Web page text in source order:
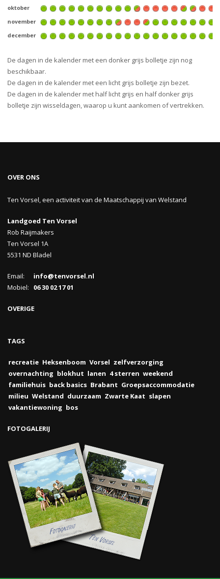
oktober
november
december
De dagen in de kalender met een donker grijs bolletje zijn nog
beschikbaar.
De dagen in de kalender met een licht grijs bolletje zijn bezet.
De dagen in de kalender met half licht grijs en half donker grijs
bolletje zijn wisseldagen, waarop u kunt aankomen of vertrekken.
OVER ONS
Ten Vorsel, een activiteit van de Maatschappij van Welstand
Landgoed Ten Vorsel
Rob Raijmakers
Ten Vorsel 1A
5531 ND Bladel
Email:
info@tenvorsel.nl
Mobiel: 06 30 02 17 01
OVERIGE
TAGS
recreatie Heksenboom Vorsel zelfverzorging
overnachting blokhut lanen 4 sterren weekend
familiehuis back basics Brabant Groepsaccommodatie
milieu Welstand duurzaam Zwarte Kaat slapen
vakantiewoning bos
FOTOGALERIJ